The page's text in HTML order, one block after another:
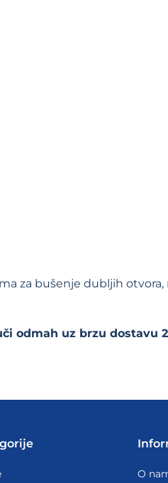
za bušenje dubljih
odmah uz brzu dostavu
O